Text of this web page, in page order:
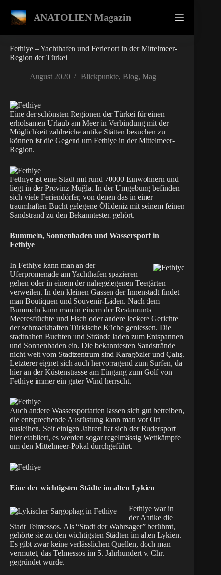
Inhalt
springen
ANATOLIEN Magazin
Fethiye – Yachthafen und Ferienort in der Mittelmeer-
Region der Türkei
August 2020 Blickpunkte, Blog, Mag
Eine der schönsten Regionen der Türkei für einen
erholsamen Urlaub am Meer in Verbindung mit der
Möglichkeit zahlreiche antike Stätten besuchen zu
können ist die Gegend um Fethiye in der Mittelmeer-
Region.
Fethiye ist eine Stadt mit rund 70000 Einwohnern und
liegt in der Provinz Muğla. In der Umgebung befinden
sich viele Feriendörfer, von denen das in einer
traumhaften Bucht gelegene Ölüdeniz mit seinem feinen
Sandstrand zu den Bekanntesten gehört.
Bummeln, Sonnenbaden und Wassersport in
Fethiye
In Fethiye kann man an der
Uferpromenade am Yachthafen spazieren
gehen oder in einem der nahegelegenen Teegärten
verweilen. In den kleinen Gassen der Innenstadt findet
man Boutiquen und Souvenir-Läden. Nach dem
Bummeln kann man in einem der Restaurants
Meeresfrüchte und Fisch oder andere leckere Gerichte
der schmackhaften Türkische Küche geniessen. Die
stadtnahen Buchten und Strände laden zum Entspannen
und Sonnenbaden ein. Die bekanntesten Sandstrände
nicht weit vom Stadtzentrum sind Karagözler und Çalış.
Letzterer eignet sich auch hervorragend zum Surfen, da
hier an der Küstenstrasse am Eingang zum Golf von
Fethiye immer ein guter Wind herrscht.
Auch andere Wassersportarten lassen sich gut betreiben,
die entsprechende Ausrüstung kann man vor Ort
ausleihen. Seit einigen Jahren hat sich der Rudersport
hier etabliert, es werden sogar regelmässig Wettkämpfe
um den Mittelmeer-Pokal durchgeführt.
Eine der wichtigsten Städte im alten Lykien
Fethiye war in
der Antike die
Stadt Telmessos. Als “Stadt der Wahrsager” berühmt,
gehörte sie zu den wichtigsten Städten im alten Lykien.
Es gibt zwar keine verlässlichen Quellen, doch man
vermutet, das Telmessos im 5. Jahrhundert v. Chr.
gegründet wurde.